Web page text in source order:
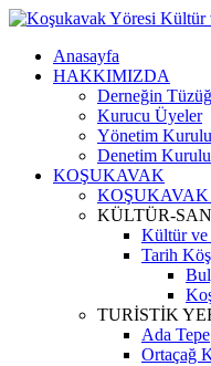
Anasayfa
HAKKIMIZDA
Derneğin
Kurucu Üyeler
Yönetim Kurulu
Denetim Kurulu
KOŞUKAVAK
KÜLTÜR-
Kültür ve
Tarih
TURİSTİK
Ada Tepe
Ortaçağ